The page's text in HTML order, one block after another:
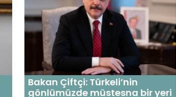
Bakan Çiftçi: Türkeli’nin
gönlümüzde müstesna bir yeri